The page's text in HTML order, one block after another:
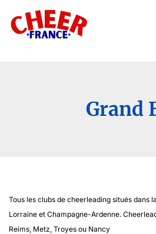
Grand
Tous les clubs de cheerleading situés dans
Lorraine et Champagne-Ardenne.
Reims, Metz, Troyes ou Nancy